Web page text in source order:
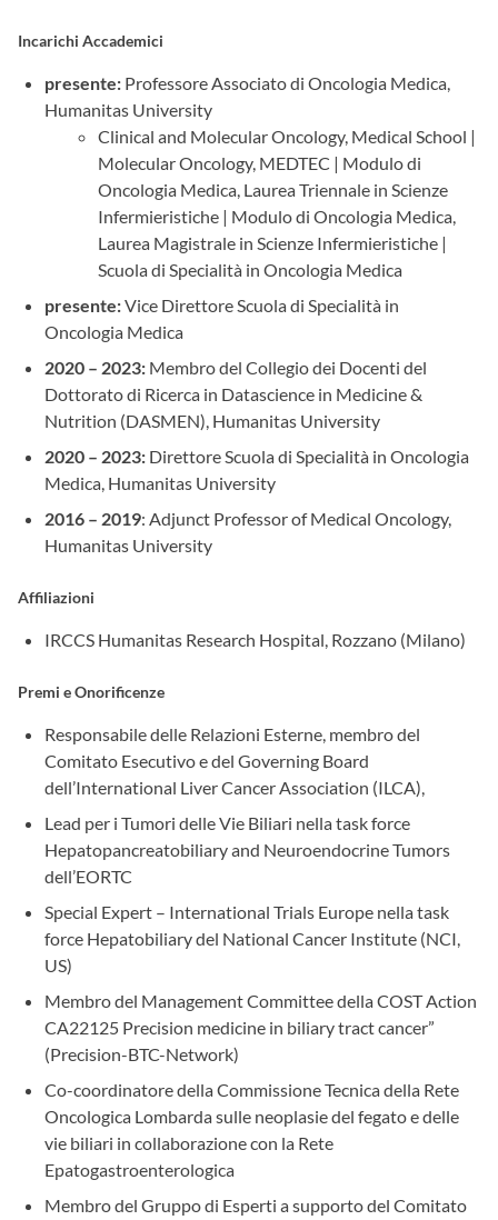
Incarichi Accademici
presente: Professore Associato di Oncologia Medica,
Humanitas University
Clinical and Molecular Oncology, Medical School |
Molecular Oncology, MEDTEC | Modulo di
Oncologia Medica, Laurea Triennale in Scienze
Infermieristiche | Modulo di Oncologia Medica,
Laurea Magistrale in Scienze Infermieristiche |
Scuola di Specialità in Oncologia Medica
presente:Vice Direttore Scuola di Specialità in
Oncologia Medica
2020 – 2023: Membro del Collegio dei Docenti del
Dottorato di Ricerca in Datascience in Medicine &
Nutrition (DASMEN), Humanitas University
2020 – 2023: Direttore Scuola di Specialità in Oncologia
Medica, Humanitas University
2016 – 2019: Adjunct Professor of Medical Oncology,
Humanitas University
Affiliazioni
IRCCS Humanitas Research Hospital, Rozzano (Milano)
Premi e Onorificenze
Responsabile delle Relazioni Esterne, membro del
Comitato Esecutivo e del Governing Board
dell’International Liver Cancer Association (ILCA),
Lead per i Tumori delle Vie Biliari nella task force
Hepatopancreatobiliary and Neuroendocrine Tumors
dell’EORTC
Special Expert – International Trials Europe nella task
force Hepatobiliary del National Cancer Institute (NCI,
US)
Membro del Management Committee della COST Action
CA22125 Precision medicine in biliary tract cancer”
(Precision-BTC-Network)
Co-coordinatore della Commissione Tecnica della Rete
Oncologica Lombarda sulle neoplasie del fegato e delle
vie biliari in collaborazione con la Rete
Epatogastroenterologica
Membro del Gruppo di Esperti a supporto del Comitato